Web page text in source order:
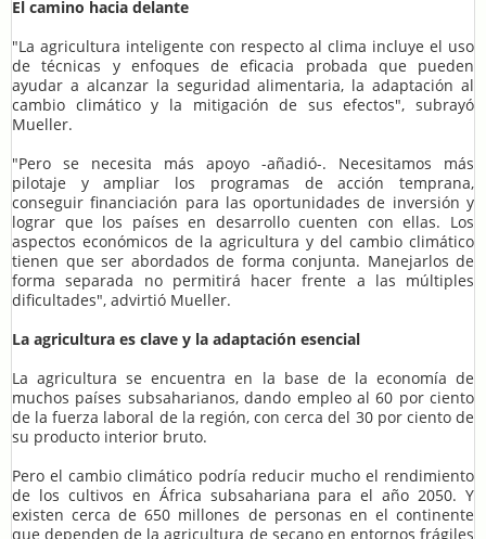
El camino hacia delante
"La agricultura inteligente con respecto al clima incluye el uso
de técnicas y enfoques de eficacia probada que pueden
ayudar a alcanzar la seguridad alimentaria, la adaptación al
cambio climático y la mitigación de sus efectos", subrayó
Mueller.
"Pero se necesita más apoyo -añadió-. Necesitamos más
pilotaje y ampliar los programas de acción temprana,
conseguir financiación para las oportunidades de inversión y
lograr que los países en desarrollo cuenten con ellas. Los
aspectos económicos de la agricultura y del cambio climático
tienen que ser abordados de forma conjunta. Manejarlos de
forma separada no permitirá hacer frente a las múltiples
dificultades", advirtió Mueller.
La agricultura es clave y la adaptación esencial
La agricultura se encuentra en la base de la economía de
muchos países subsaharianos, dando empleo al 60 por ciento
de la fuerza laboral de la región, con cerca del 30 por ciento de
su producto interior bruto.
Pero el cambio climático podría reducir mucho el rendimiento
de los cultivos en África subsahariana para el año 2050. Y
existen cerca de 650 millones de personas en el continente
que dependen de la agricultura de secano en entornos frágiles